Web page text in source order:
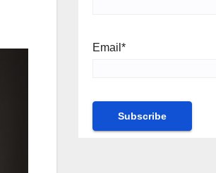
Email*